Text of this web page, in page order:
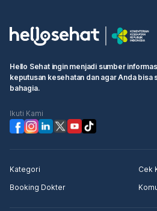
Hello Sehat ingin menjadi sumber
keputusan kesehatan dan agar Anda bisa
bahagia.
Ikuti Kami
Kategori
Cek
Booking Dokter